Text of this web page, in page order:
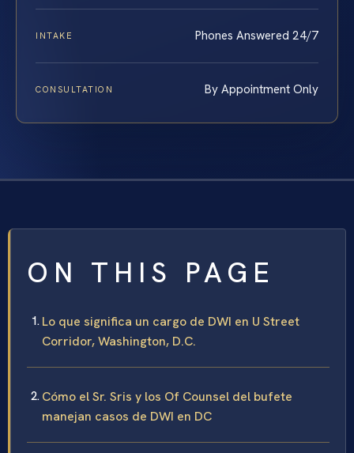
INTAKE Phones Answered 24/7
CONSULTATION By Appointment Only
ON THIS PAGE
Lo que significa un cargo de DWI en U Street
Corridor, Washington, D.C.
Cómo el Sr. Sris y los Of Counsel del bufete
manejan casos de DWI en DC